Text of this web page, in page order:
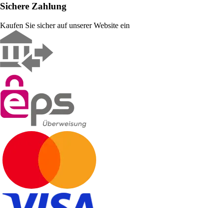
Sichere Zahlung
Kaufen Sie sicher auf unserer Website ein